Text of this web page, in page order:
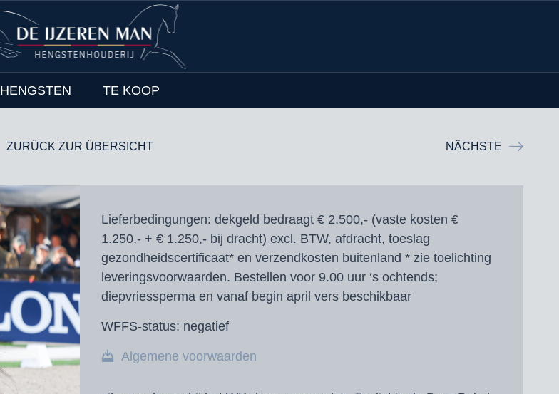
HENGSTEN TE KOOP
ZURÜCK ZUR ÜBERSICHT NÄCHSTE
Lieferbedingungen: dekgeld bedraagt € 2.500,- (vaste kosten €
1.250,- + € 1.250,- bij dracht) excl. BTW, afdracht, toeslag
gezondheidscertificaat* en verzendkosten buitenland * zie toelichting
leveringsvoorwaarden. Bestellen voor 9.00 uur ‘s ochtends;
diepvriessperma en vanaf begin april vers beschikbaar
WFFS-status: negatief
Algemene voorwaarden